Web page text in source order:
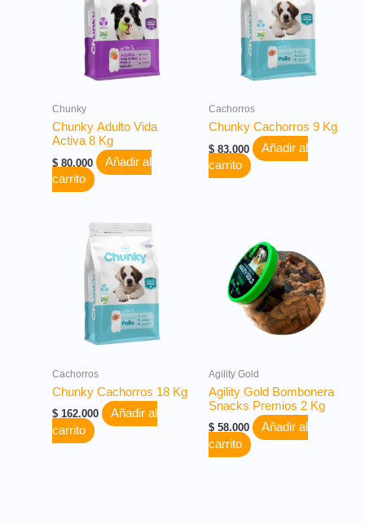
Chunky
Chunky Adulto Vida
Activa 8 Kg
$80.000
Añadir al
carrito
Cachorros
Chunky Cachorros 9 Kg
$83.000
Añadir al
carrito
Cachorros
Chunky Cachorros 18 Kg
$162.000
Añadir al
carrito
Agility Gold
Agility Gold Bombonera
Snacks Premios 2 Kg
$58.000
Añadir al
carrito